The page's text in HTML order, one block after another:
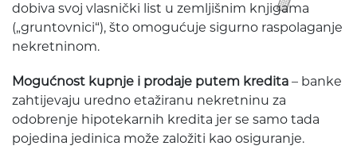
dobiva svoj vlasnički list u zemljišnim knjigama
(„gruntovnici“), što omogućuje sigurno raspolaganje
nekretninom.
Mogućnost kupnje i prodaje putem kredita – banke
zahtijevaju uredno etažiranu nekretninu za
odobrenje hipotekarnih kredita jer se samo tada
pojedina jedinica može založiti kao osiguranje.